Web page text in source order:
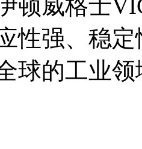
顿威格士
性强、稳
球的工业